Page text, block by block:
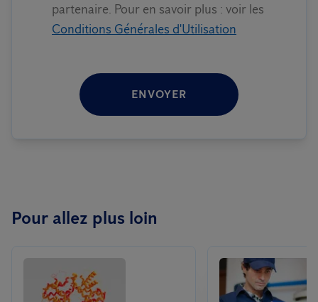
partenaire. Pour en savoir plus : voir les
Conditions Générales d'Utilisation
ENVOYER
Pour allez plus loin